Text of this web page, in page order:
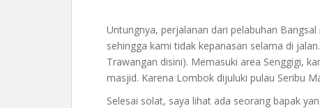
Untungnya, perjalanan dari pelabuhan
sehingga kami tidak kepanasan selama di
Trawangan disini). Memasuki area Senggigi,
masjid. Karena Lombok dijuluki pulau Seribu
Selesai solat, saya lihat ada seorang bapak